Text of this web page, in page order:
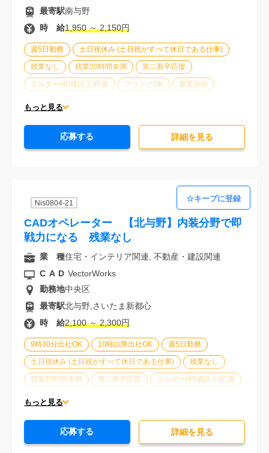
週5日勤務 土日祝休み (土日祝がすべて休日である仕事)
残業なし 残業20時間未満 第二新卒応援
エルダー(40歳以上)応援 ブランクOK 服装自由
車通勤可能
もっと見る
最寄駅南与野
時 給1,950 ～ 2,150円
応募する 詳細を⾒る
Nis0804-21
CADオペレーター 【北与野】内装分野で即
戦力になる 残業なし
9時30分出社OK 10時以降出社OK 週5日勤務
土日祝休み (土日祝がすべて休日である仕事) 残業なし
残業20時間未満 第二新卒応援 エルダー(40歳以上)応援
ブランクOK
もっと見る
業 種住宅・インテリア関連, 不動産・建設関連
CAD VectorWorks
勤務地中央区
最寄駅北与野,さいたま新都心
時 給2,100 ～ 2,300円
応募する 詳細を⾒る